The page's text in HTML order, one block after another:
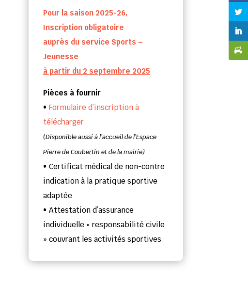
Pour la saison 2025-26,
Inscription obligatoire
auprès du service Sports –
Jeunesse
à partir du 2 septembre 2025
Pièces à fournir
• Formulaire d’inscription à
télécharger
(Disponible aussi à l’accueil de l’Espace
Pierre de Coubertin et de la mairie)
• Certificat médical de non-contre
indication à la pratique sportive
adaptée
• Attestation d’assurance
individuelle « responsabilité civile
» couvrant les activités sportives